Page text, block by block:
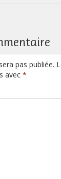
pas publiée.
avec *